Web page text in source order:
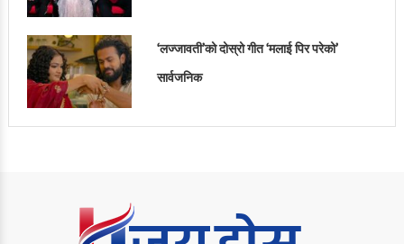
‘लज्जावती’को दोस्रो गीत ‘मलाई पिर परेको’
सार्वजनिक